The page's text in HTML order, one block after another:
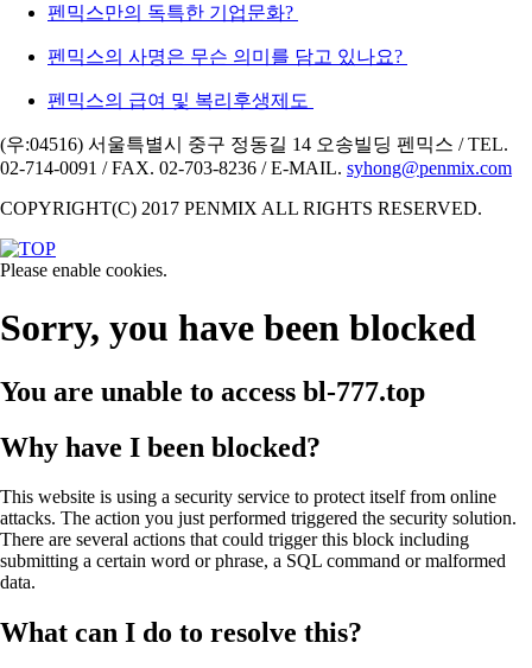
펜믹스만의 독특한 기업문화?
펜믹스의 사명은 무슨 의미를 담고 있나요?
펜믹스의 급여 및 복리후생제도
(우:04516) 서울특별시 중구 정동길 14 오송빌딩 펜믹스 / TEL.
02-714-0091 / FAX. 02-703-8236 / E-MAIL. syhong@penmix.com
COPYRIGHT(C) 2017 PENMIX ALL RIGHTS RESERVED.
Please enable cookies.
Sorry, you have been blocked
You are unable to access bl-777.top
Why have I been blocked?
This website is using a security service to protect itself from online
attacks. The action you just performed triggered the security solution.
There are several actions that could trigger this block including
submitting a certain word or phrase, a SQL command or malformed
data.
What can I do to resolve this?